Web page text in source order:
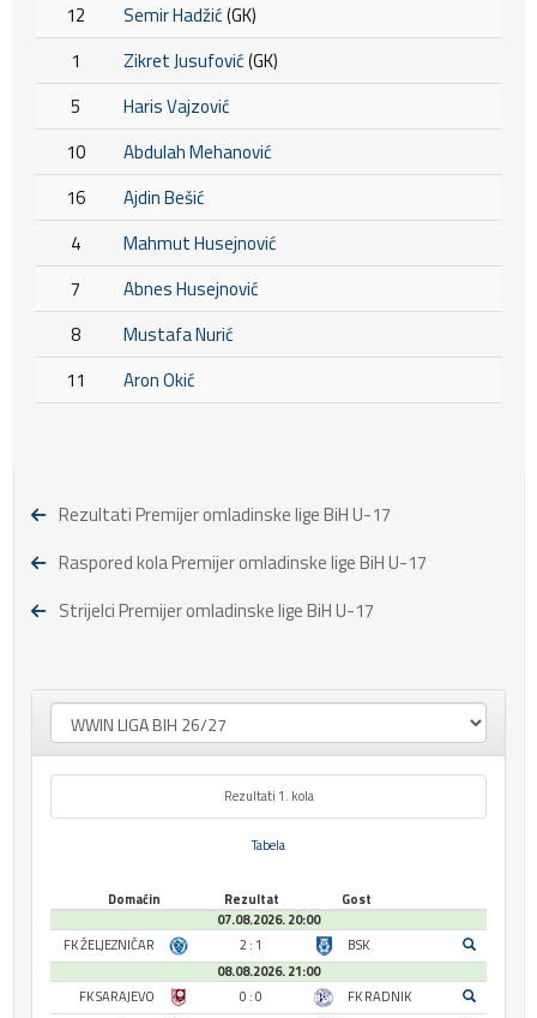
12
Semir Hadžić(GK)
1
Zikret Jusufović(GK)
5
Haris Vajzović
10
Abdulah Mehanović
16
Ajdin Bešić
4
Mahmut Husejnović
7
Abnes Husejnović
8
Mustafa Nurić
11
Aron Okić
Rezultati Premijer omladinske lige BiH U-17
Raspored kola Premijer omladinske lige BiH U-17
Strijelci Premijer omladinske lige BiH U-17
Rezultati 1. kola
Tabela
Domaćin Rezultat
Gost
07.08.2026. 20:00
FK ŽELJEZNIČAR
2 : 1
BSK
08.08.2026. 21:00
FK SARAJEVO
0 : 0
FK RADNIK